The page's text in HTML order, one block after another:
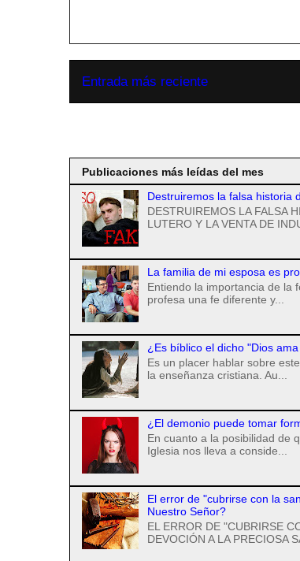
Entrada más reciente
Publicaciones más leídas del mes
Destruiremos la falsa historia
DESTRUIREMOS LA FALSA
LUTERO Y LA VENTA DE
La familia de mi esposa es
Entiendo la importancia de la
profesa una fe diferente y...
¿Es bíblico el dicho "Dios
Es un placer hablar sobre
la enseñanza cristiana. Au...
¿El demonio puede tomar
En cuanto a la posibilidad de
Iglesia nos lleva a conside...
El error de "cubrirse con la
Nuestro Señor?
EL ERROR DE "CUBRIRSE
DEVOCIÓN A LA PRECIOSA